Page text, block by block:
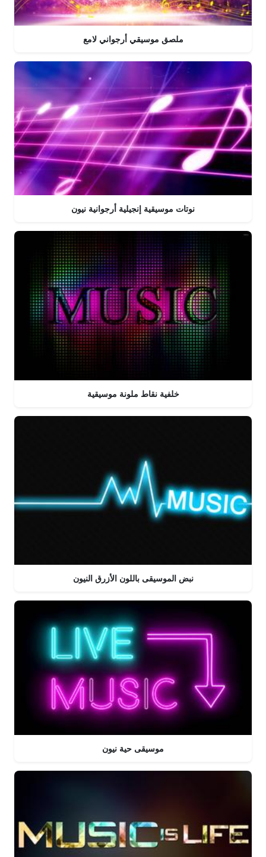
ملصق موسيقي أرجواني لامع
نوتات موسيقية إنجيلية أرجوانية نيون
خلفية نقاط ملونة موسيقية
نبض الموسيقى باللون الأزرق النيون
موسيقى حية نيون